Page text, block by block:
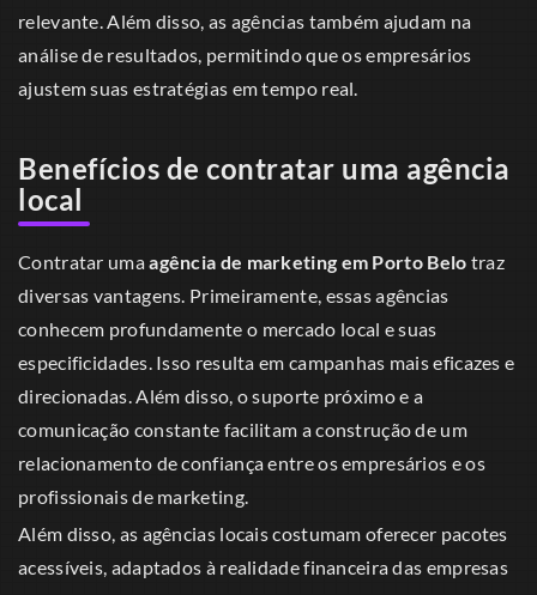
relevante. Além disso, as agências também ajudam na
análise de resultados, permitindo que os empresários
ajustem suas estratégias em tempo real.
Benefícios de contratar uma agência
local
Contratar umaagência de marketing em Porto Belo traz
diversas vantagens. Primeiramente, essas agências
conhecem profundamente o mercado local e suas
especificidades. Isso resulta em campanhas mais eficazes e
direcionadas. Além disso, o suporte próximo e a
comunicação constante facilitam a construção de um
relacionamento de confiança entre os empresários e os
profissionais de marketing.
Além disso, as agências locais costumam oferecer pacotes
acessíveis, adaptados à realidade financeira das empresas